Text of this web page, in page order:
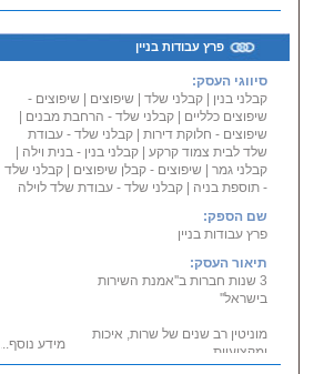
פרץ עבודות בניין
סיווגי העסק:
קבלני בנין
קבלני שלד| שיפוצים
שיפוצים -
שיפוצים כלליים
קבלני שלד - הרחבת מבנים
שיפוצים - חלוקת דירות| קבלני שלד - עבודת
שלד לבית צמוד קרקע| קבלני בנין - בנית וילה
קבלני גמר| שיפוצים - קבלן שיפוצים
קבלני שלד
- תוספת בניה
קבלני שלד - עבודת שלד לוילה
שם הספק:
פרץ עבודות בניין
תיאור העסק:
3 שנות חברות ב''אמנת השירות
בישראל''
מוניטין רב שנים של שרות, איכות
ומקצועיות
מידע נוסף...